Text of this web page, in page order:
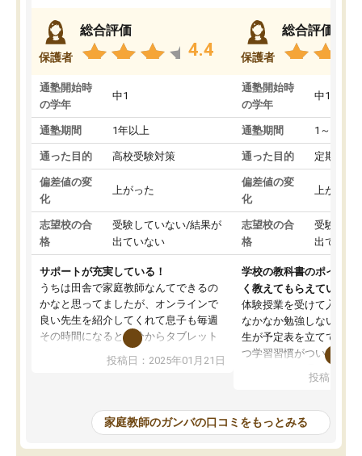
保護者
総合評価
4.4
通塾開始時
の学年
中1
通塾期間 1年以上
通った目的 高校受験対策
偏差値の変
化
上がった
志望校の合
格
受験していない/結果が
出ていない
サポートが充実している！
うちは田舎で家庭教師なんてできるの
かなと思ってましたが、オンラインで
良い先生を紹介してくれて息子も毎週
その時間になると自分からタブレット
を開いてzoomを繋げるようになりまし
た！5科目なんでもOKなのもとても気
めて1年ほどだった今では平均点以上の
科目が増えてきました！あと1年受験ま
であるので無料の週末教室を使用しな
投稿日：2025年01月21日
保護者
総合評価
通塾開始時
の学年
中1
通塾期間 1～3ヵ月
通った目的 定期テス
偏差値の変
化
上がった
志望校の合
格
受験して
出ていな
学校の教科書のポイント
く教えてもらえている
体験授業を受けて入塾し
なかなか勉強しない息子
生が予定表を立ててくれ
つ学習習慣がついてきま
指導が無い日も予定表
問できるのでとても助か
投稿日：
家庭教師のガンバの口コミをもっとみる